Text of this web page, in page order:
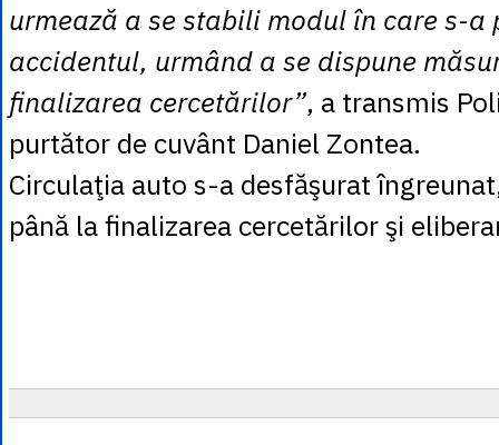
urmează a se stabili modul în care s-a
accidentul, urmând a se dispune
finalizarea cercetărilor”, a transmis
purtător de cuvânt Daniel Zontea.
Circulaţia auto s-a desfăşurat
până la finalizarea cercetărilor şi